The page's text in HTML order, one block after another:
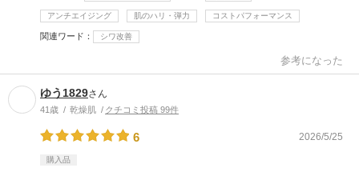
アンチエイジング 肌のハリ・弾力 コストパフォーマンス
関連ワード シワ改善
参考になった
ゆう1829さん
41歳 乾燥肌 クチコミ投稿 99件
6 2026/5/25
購入品